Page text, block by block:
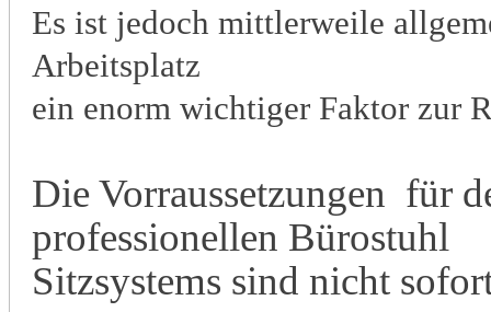
Es ist jedoch mittlerweile
Arbeitsplatz
ein enorm wichtiger Faktor zur
Die Vorraussetzungen für
professionellen Bürostuhl
Sitzsystems sind nicht